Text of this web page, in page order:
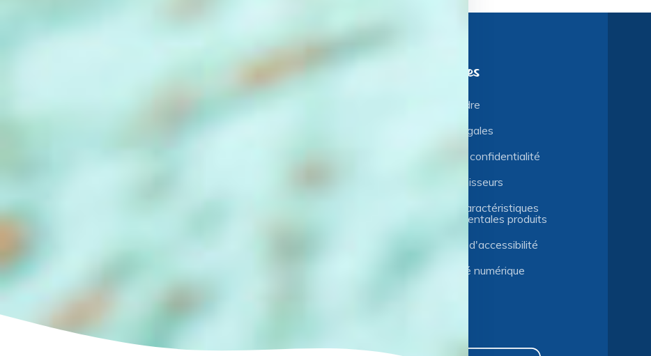
Liens utiles
Nous rejoindre
Mentions légales
Politique de confidentialité
Accès fournisseurs
Qualité et caractéristiques
environnementales produits
Déclaration d'accessibilité
Accessibilité numérique